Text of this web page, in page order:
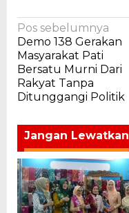
Navigasi
pos
Pos sebelumnya
Demo 138 Gerakan
Masyarakat Pati
Bersatu Murni Dari
Rakyat Tanpa
Ditunggangi Politik
Jangan Lewatkan